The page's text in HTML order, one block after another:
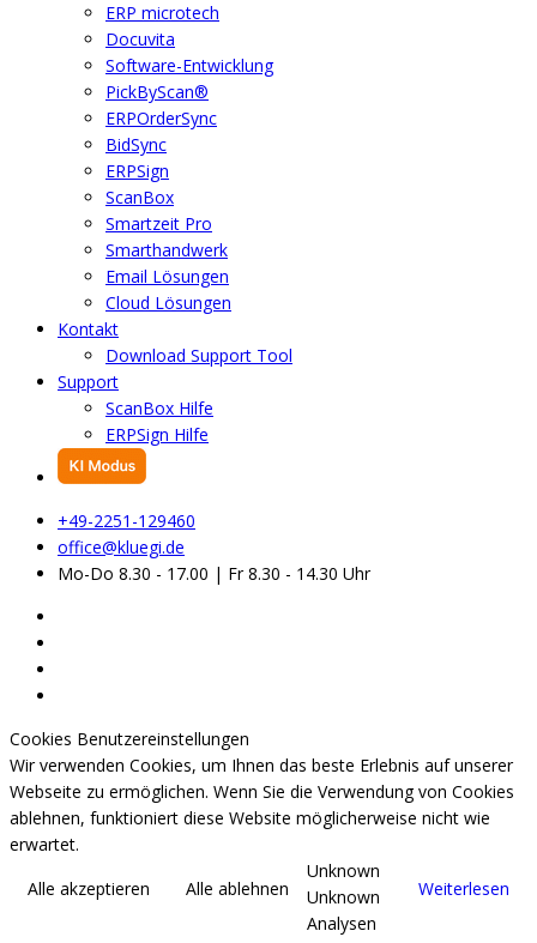
ERP microtech
Docuvita
Software-Entwicklung
PickByScan®
ERPOrderSync
BidSync
ERPSign
ScanBox
Smartzeit Pro
Smarthandwerk
Email Lösungen
Cloud Lösungen
Kontakt
Download Support Tool
Support
ScanBox Hilfe
ERPSign Hilfe
+49-2251-129460
office@kluegi.de
Mo-Do 8.30 - 17.00 | Fr 8.30 - 14.30 Uhr
Cookies Benutzereinstellungen
Wir verwenden Cookies, um Ihnen das beste Erlebnis auf unserer
Webseite zu ermöglichen. Wenn Sie die Verwendung von Cookies
ablehnen, funktioniert diese Website möglicherweise nicht wie
erwartet.
Alle akzeptieren
Alle ablehnen Weiterlesen
Unknown
Unknown
Analysen